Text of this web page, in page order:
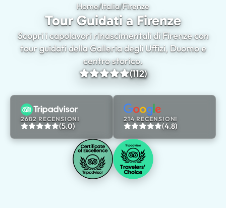
Home/Italia/FirenzeTour Guidati a
Tour Guidati a Firenze
Scopri i capolavori rinascimentali di Firenze con
tour guidati della Galleria degli Uffizi, Duomo e
centro storico.
(112)
2682 RECENSIONI
(5.0)
214 RECENSIONI
(4.8)